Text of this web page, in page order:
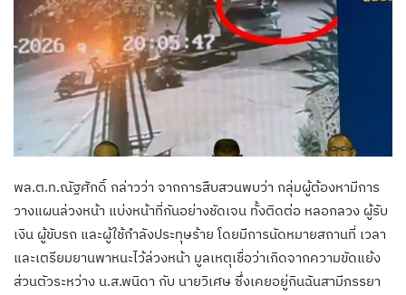
พล.ต.ท.ณัฐศักดิ์ กล่าวว่า จากการสืบสวนพบว่า กลุ่มผู้ต้องหามีการ
วางแผนล่วงหน้า แบ่งหน้าที่กันอย่างชัดเจน ทั้งติดต่อ หลอกลวง ผู้รับ
เงิน ผู้ขับรถ และผู้ใช้กำลังประทุษร้าย โดยมีการนัดหมายสถานที่ เวลา
และเตรียมยานพาหนะไว้ล่วงหน้า มูลเหตุเชื่อว่าเกิดจากความขัดแย้ง
ส่วนตัวระหว่าง น.ส.พนิดา กับ นายวิเศษ ซึ่งเคยอยู่กินฉันสามีภรรยา